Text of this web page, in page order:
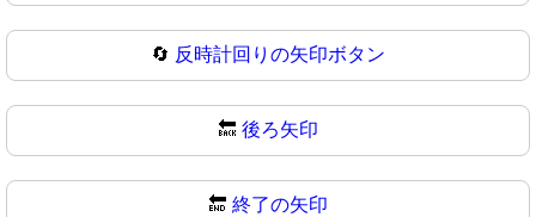
🔄 反時計回りの矢印ボタン
🔙 後ろ矢印
🔚 終了の矢印